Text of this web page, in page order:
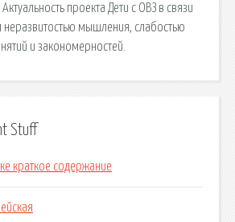
проекта Дети с ОВЗ в связи
неразвитостью мышления, слабостью
и закономерностей.
Stuff
краткое содержание